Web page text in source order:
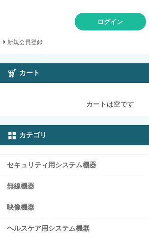
ログイン
新規会員登録
カート
カートは空です
カテゴリ
セキュリティ用システム機器
無線機器
映像機器
ヘルスケア用システム機器